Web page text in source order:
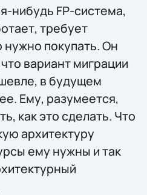
нибудь FP-система,
требует
покупать. Он
вариант миграции
в будущем
Ему, разумеется,
как это сделать. Что
архитектуру
ему нужны и так